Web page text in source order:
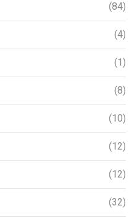
(84)
(4)
(1)
(8)
(10)
(12)
(12)
(32)